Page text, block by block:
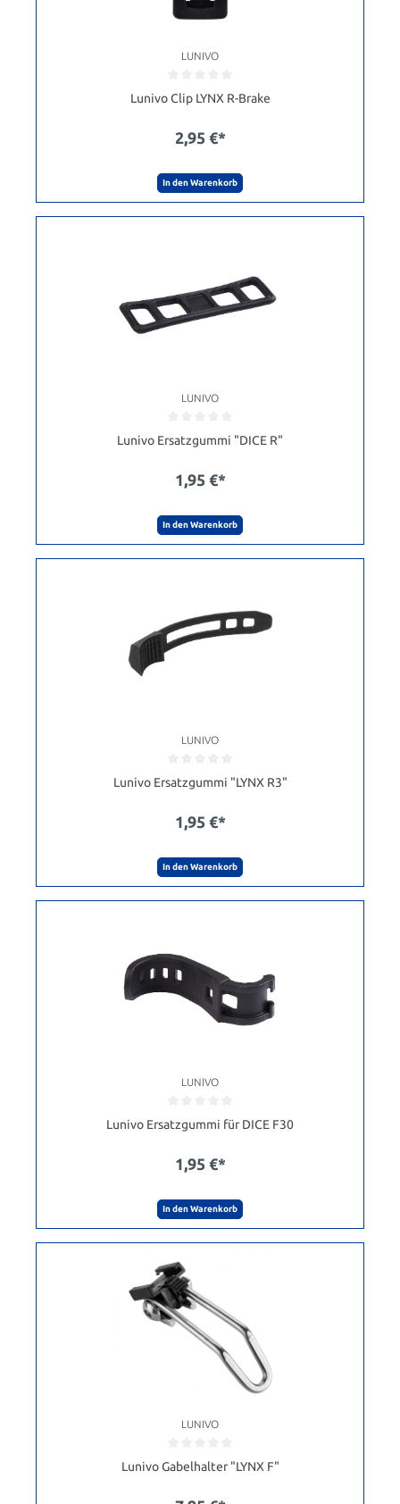
LUNIVO
Lunivo Clip LYNX R-Brake
2,95 €*
In den Warenkorb
LUNIVO
Lunivo Ersatzgummi "DICE R"
1,95 €*
In den Warenkorb
LUNIVO
Lunivo Ersatzgummi "LYNX R3"
1,95 €*
In den Warenkorb
LUNIVO
Lunivo Ersatzgummi für DICE F30
1,95 €*
In den Warenkorb
LUNIVO
Lunivo Gabelhalter "LYNX F"